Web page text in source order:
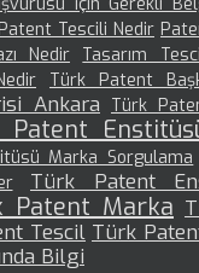
Patent Tescili Nedir
Nedir Tasarım
Türk Patent
Ankara Türk
Patent
Marka Sorgulama
Türk Patent
Patent Marka
Tescil Türk
Bilgi